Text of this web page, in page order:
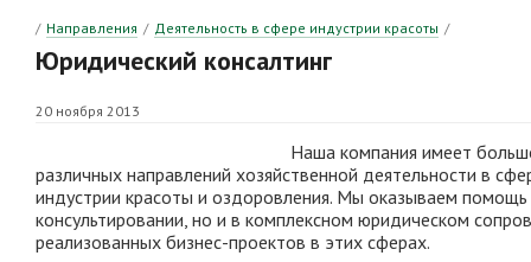
/ Направления / Деятельность в сфере индустрии красоты /
Юридический консалтинг
20 ноября 2013
Наша компания имеет
различных направлений хозяйственной деятельности в
индустрии красоты и оздоровления. Мы оказываем помощь
консультировании, но и в комплексном юридическом
реализованных бизнес-проектов в этих сферах.